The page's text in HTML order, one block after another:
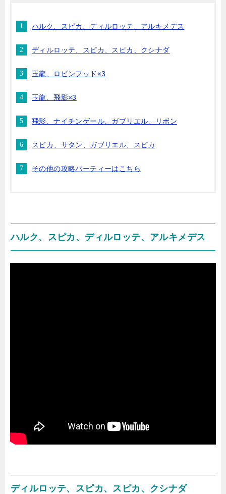
ハルク、スピカ、ディルロッテ、アルキメデス
ディルロッテ、スピカ、スピカ、クシナダ
玉龍、ロビンフッド×3
玉龍、飛影×3
飛影、ナイチンゲール、ガブリエル、リボン
スピカ、サタン、ガブリエル、スピカ
その他の攻略パーティーはこちら
ハルク、スピカ、ディルロッテ、アルキメデス
ディルロッテ、スピカ、スピカ、クシナダ